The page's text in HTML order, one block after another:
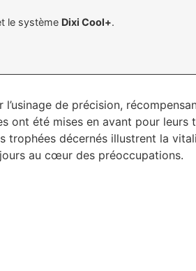
le système Dixi Cool+.
de précision,
ont été mises en avant pour
trophées décernés illustrent la
au cœur des préoccupations.